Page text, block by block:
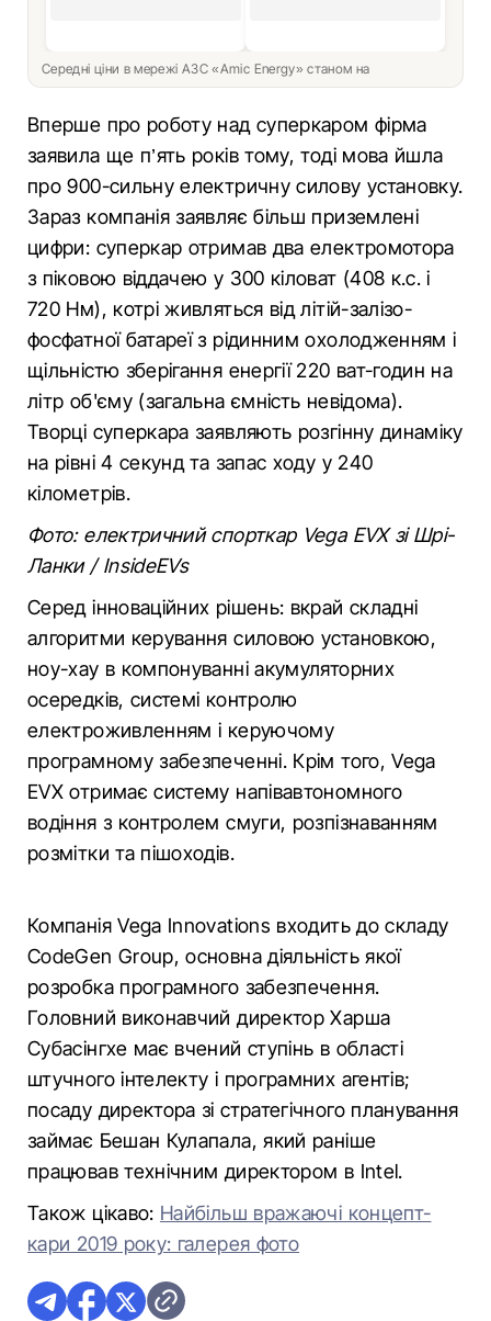
Середні ціни в мережі АЗС «Amic Energy» станом на
Вперше про роботу над суперкаром фірма
заявила ще п’ять років тому, тоді мова йшла
про 900-сильну електричну силову установку.
Зараз компанія заявляє більш приземлені
цифри: суперкар отримав два електромотора
з піковою віддачею у 300 кіловат (408 к.с. і
720 Нм), котрі живляться від літій-залізо-
фосфатної батареї з рідинним охолодженням і
щільністю зберігання енергії 220 ват-годин на
літр об'єму (загальна ємність невідома).
Творці суперкара заявляють розгінну динаміку
на рівні 4 секунд та запас ходу у 240
кілометрів.
Фото: електричний спорткар Vega EVX зі Шрі-
Ланки / InsideEVs
Серед інноваційних рішень: вкрай складні
алгоритми керування силовою установкою,
ноу-хау в компонуванні акумуляторних
осередків, системі контролю
електроживленням і керуючому
програмному забезпеченні. Крім того, Vega
EVX отримає систему напівавтономного
водіння з контролем смуги, розпізнаванням
розмітки та пішоходів.
Компанія Vega Innovations входить до складу
CodeGen Group, основна діяльність якої
розробка програмного забезпечення.
Головний виконавчий директор Харша
Субасінгхе має вчений ступінь в області
штучного інтелекту і програмних агентів;
посаду директора зі стратегічного планування
займає Бешан Кулапала, який раніше
працював технічним директором в Intel.
Також цікаво: Найбільш вражаючі концепт-
кари 2019 року: галерея фото